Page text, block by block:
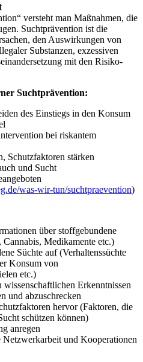
versteht man Maßnahmen, die
Suchtprävention ist die
den Auswirkungen von
Substanzen, exzessiven
mit den Risiko-
Suchtprävention:
des Einstiegs in den Konsum
bei riskantem
Schutzfaktoren stärken
und Sucht
was-wir-tun/suchtpraevention)
über stoffgebundene
Medikamente etc.)
Süchte auf (Verhaltenssüchte
Konsum von
etc.)
Erkenntnissen
und abzuschrecken
hervor (Faktoren, die
schützen können)
anregen
und Kooperationen